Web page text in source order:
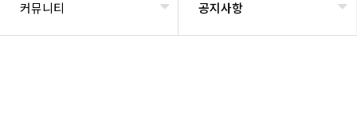
커뮤니티 공지사항